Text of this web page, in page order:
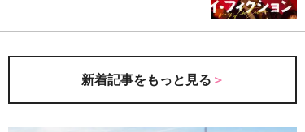
新着記事をもっと見る